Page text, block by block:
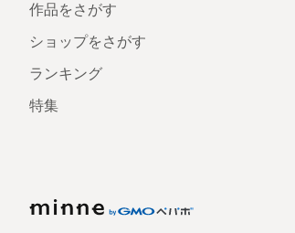
作品をさがす
ショップをさがす
ランキング
特集